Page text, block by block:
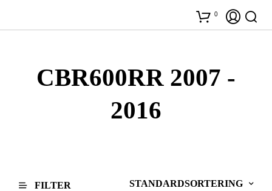
0
CBR600RR 2007 -
2016
FILTER